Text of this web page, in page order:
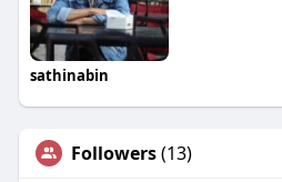
sathinabin
Followers(13)